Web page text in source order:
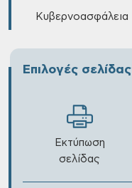
Κυβερνοασφάλεια
Επιλογές σελίδας
Εκτύπωση
σελίδας